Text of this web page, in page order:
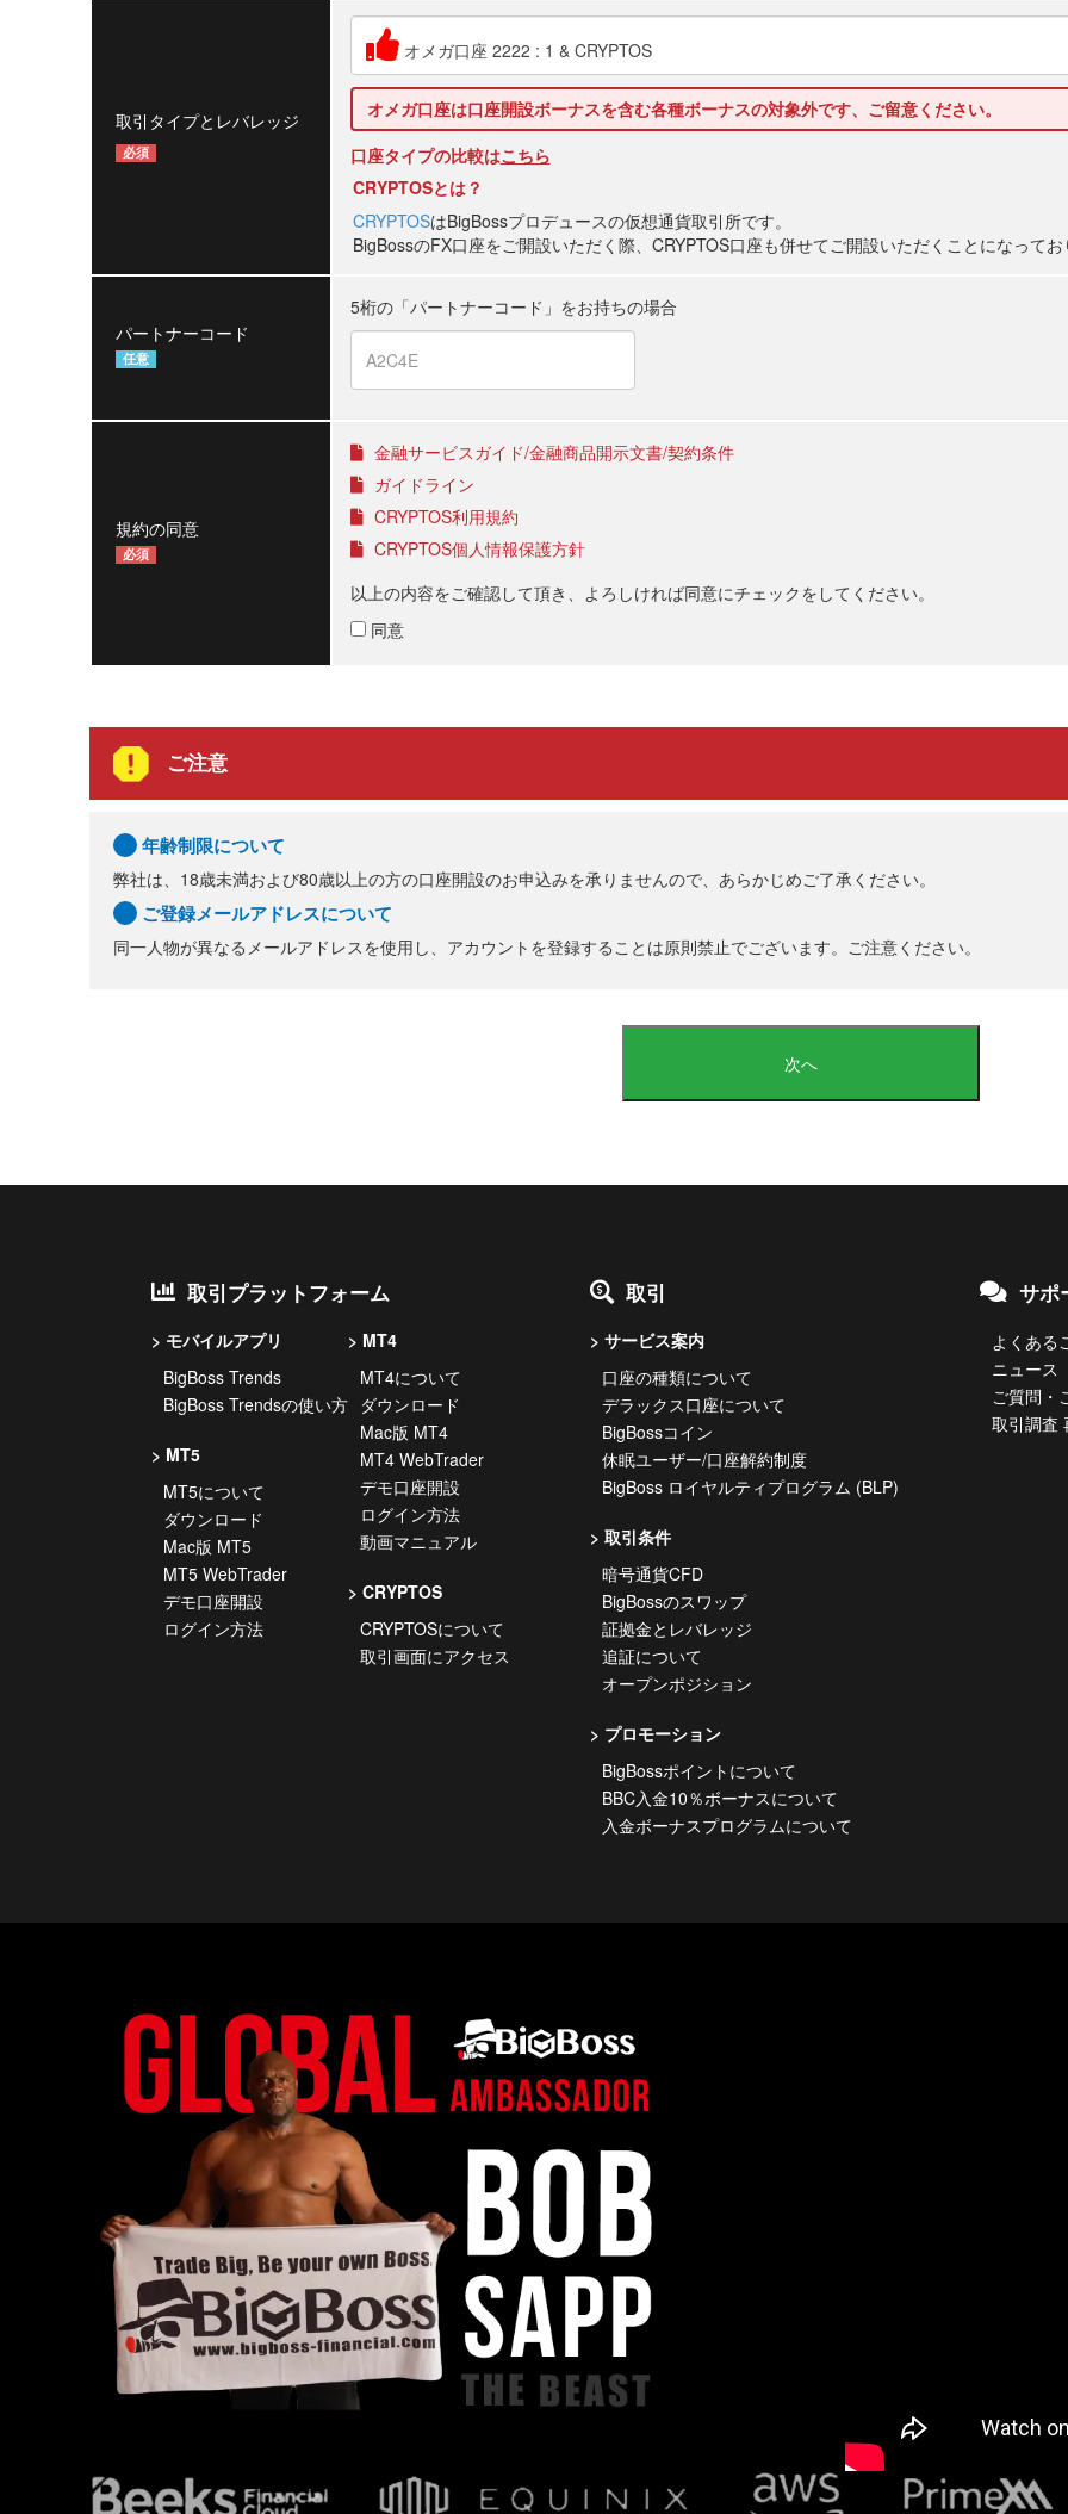
取引タイプとレバレッジ
必須
オメガ口座 2222 : 1 & CRYPTOS
オメガ口座は口座開設ボーナスを含む各種ボーナスの対象外です、ご留意ください。
口座タイプの比較はこちら
CRYPTOSとは？
CRYPTOSはBigBossプロデュースの仮想通貨取引所です。
BigBossのFX口座をご開設いただく際、CRYPTOS口座も併せてご開設いただくことになってお
パートナーコード
任意
5桁の「パートナーコード」をお持ちの場合
規約の同意
必須
金融サービスガイド/金融商品開示文書/契約条件
ガイドライン
CRYPTOS利用規約
CRYPTOS個人情報保護方針
以上の内容をご確認して頂き、よろしければ同意にチェックをしてください。
同意
ご注意
年齢制限について
弊社は、18歳未満および80歳以上の方の口座開設のお申込みを承りませんので、あらかじめご了承ください。
ご登録メールアドレスについて
同一人物が異なるメールアドレスを使用し、アカウントを登録することは原則禁止でございます。ご注意ください。
次へ
取引プラットフォーム
モバイルアプリ
BigBoss Trends
BigBoss Trendsの使い方
MT5
MT5について
ダウンロード
Mac版 MT5
MT5 WebTrader
デモ口座開設
ログイン方法
MT4
MT4について
ダウンロード
Mac版 MT4
MT4 WebTrader
デモ口座開設
ログイン方法
動画マニュアル
CRYPTOS
CRYPTOSについて
取引画面にアクセス
取引
サービス案内
口座の種類について
デラックス口座について
BigBossコイン
休眠ユーザー/口座解約制度
BigBoss ロイヤルティプログラム (BLP)
取引条件
暗号通貨CFD
BigBossのスワップ
証拠金とレバレッジ
追証について
オープンポジション
プロモーション
BigBossポイントについて
BBC入金10％ボーナスについて
入金ボーナスプログラムについて
サポ
よくある
ニュース
ご質問・
取引調査